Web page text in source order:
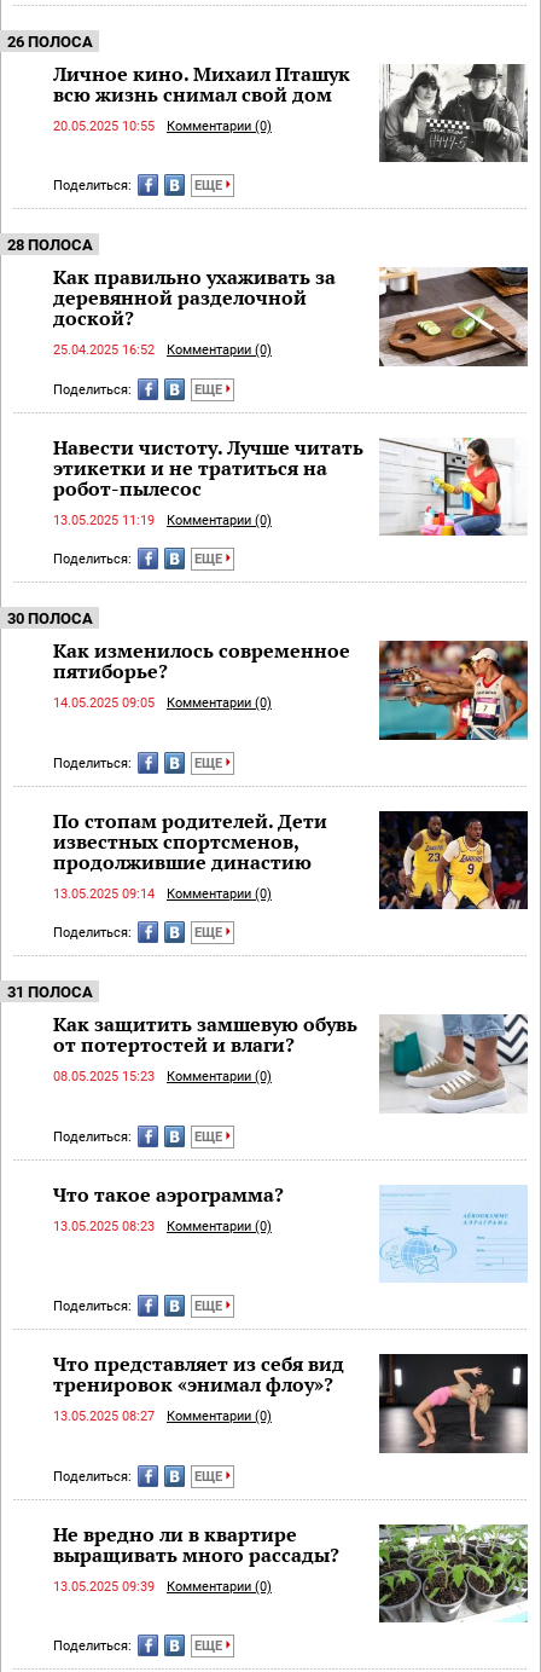
26 ПОЛОСА
Личное кино. Михаил Пташук
всю жизнь снимал свой дом
20.05.2025 10:55 Комментарии (0)
Поделиться: ЕЩЕ
28 ПОЛОСА
Как правильно ухаживать за
деревянной разделочной
доской?
25.04.2025 16:52 Комментарии (0)
Поделиться: ЕЩЕ
Навести чистоту. Лучше читать
этикетки и не тратиться на
робот-пылесос
13.05.2025 11:19 Комментарии (0)
Поделиться: ЕЩЕ
30 ПОЛОСА
Как изменилось современное
пятиборье?
14.05.2025 09:05 Комментарии (0)
Поделиться: ЕЩЕ
По стопам родителей. Дети
известных спортсменов,
продолжившие династию
13.05.2025 09:14 Комментарии (0)
Поделиться: ЕЩЕ
31 ПОЛОСА
Как защитить замшевую обувь
от потертостей и влаги?
08.05.2025 15:23 Комментарии (0)
Поделиться: ЕЩЕ
Что такое аэрограмма?
13.05.2025 08:23 Комментарии (0)
Поделиться: ЕЩЕ
Что представляет из себя вид
тренировок «энимал флоу»?
13.05.2025 08:27 Комментарии (0)
Поделиться: ЕЩЕ
Не вредно ли в квартире
выращивать много рассады?
13.05.2025 09:39 Комментарии (0)
Поделиться: ЕЩЕ